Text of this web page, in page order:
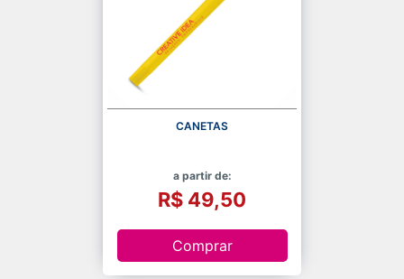
CANETAS
a partir de:
R$ 49,50
Comprar